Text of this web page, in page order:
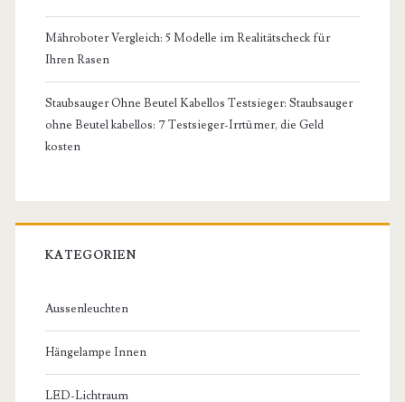
Mähroboter Vergleich: 5 Modelle im Realitätscheck für
Ihren Rasen
Staubsauger Ohne Beutel Kabellos Testsieger: Staubsauger
ohne Beutel kabellos: 7 Testsieger-Irrtümer, die Geld
kosten
KATEGORIEN
Aussenleuchten
Hängelampe Innen
LED-Lichtraum